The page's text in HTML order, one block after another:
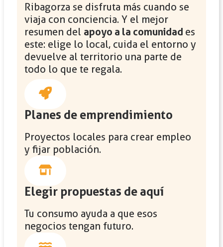
Ribagorza se disfruta más cuando se
viaja con conciencia. Y el mejor
resumen del apoyo a la comunidad es
este: elige lo local, cuida el entorno y
devuelve al territorio una parte de
todo lo que te regala.
Planes de emprendimiento
Proyectos locales para crear empleo
y fijar población.
Elegir propuestas de aquí
Tu consumo ayuda a que esos
negocios tengan futuro.